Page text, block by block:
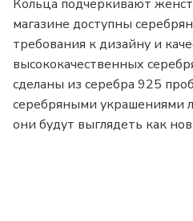
Кольца подчеркивают
магазине доступны
требования к дизайну и
высококачественных
сделаны из серебра 925
серебряными украшениями
они будут выглядеть как